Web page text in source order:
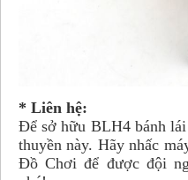
* Liên hệ:
Để sở hữu BLH4 bánh
thuyền này. Hãy nhấc
Đồ Chơi để được đội